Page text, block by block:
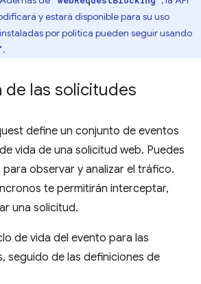
y estará disponible para su uso
por política pueden seguir usando
.
de las solicitudes
define un conjunto de eventos
vida de una solicitud web. Puedes
observar y analizar el tráfico.
te permitirán interceptar,
una solicitud.
de vida del evento para las
seguido de las definiciones de